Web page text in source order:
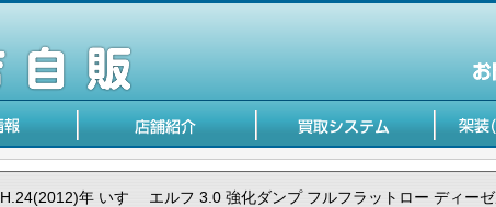
H.24(2012)年 いすゞ エルフ 3.0 強化ダンプ フルフラットロー ディー